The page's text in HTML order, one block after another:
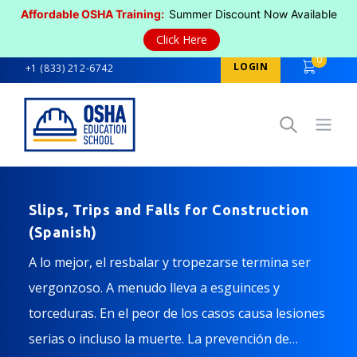
Affordable OSHA Training: Summer Discount Now Available
Click Here
+1 (833) 212-6742 LOGIN
0
Slips, Trips and Falls for Construction
(Spanish)
A lo mejor, el resbalar y tropezarse termina ser
vergonzoso. A menudo lleva a esguinces y
torceduras. En el peor de los casos causa lesiones
serias o incluso la muerte. La prevención de